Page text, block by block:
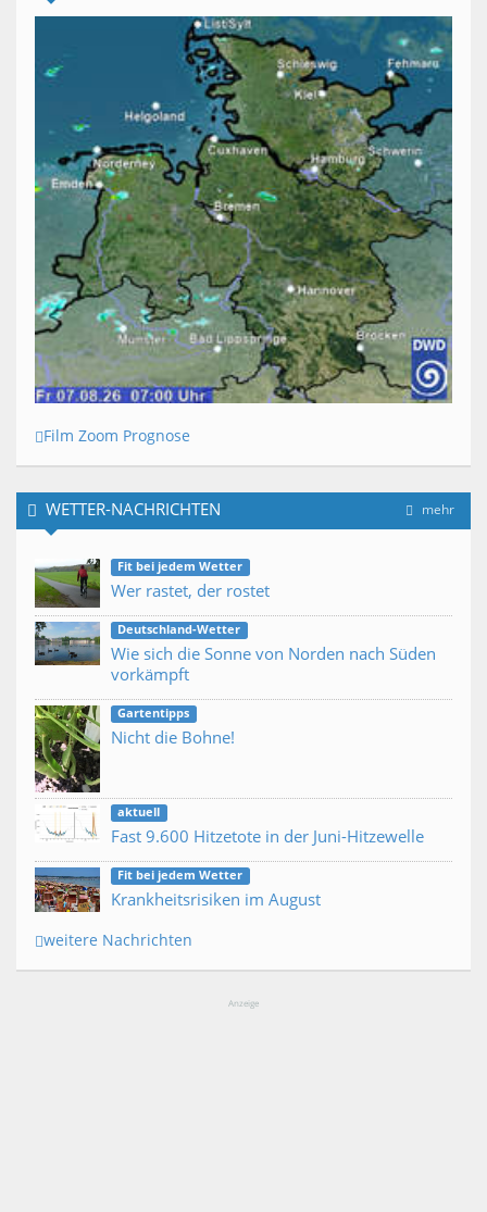
Film Zoom Prognose
mehr
WETTER-NACHRICHTEN
Fit bei jedem Wetter
Wer rastet, der rostet
Deutschland-Wetter
Wie sich die Sonne von Norden nach Süden
vorkämpft
Gartentipps
Nicht die Bohne!
aktuell
Fast 9.600 Hitzetote in der Juni-Hitzewelle
Fit bei jedem Wetter
Krankheitsrisiken im August
weitere Nachrichten
Anzeige